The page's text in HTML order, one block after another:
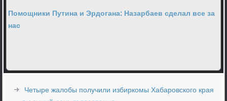
Помощники Путина и Эрдогана: Назарбаев сделал все за
нас
Четыре жалобы получили избиркомы Хабаровского края